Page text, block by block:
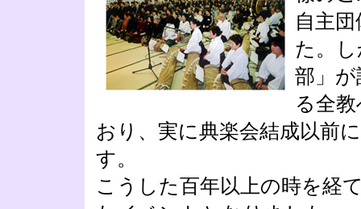
自主
た。
部」
る全
おり、実に典楽会結成以前
す。
こうした百年以上の時を経